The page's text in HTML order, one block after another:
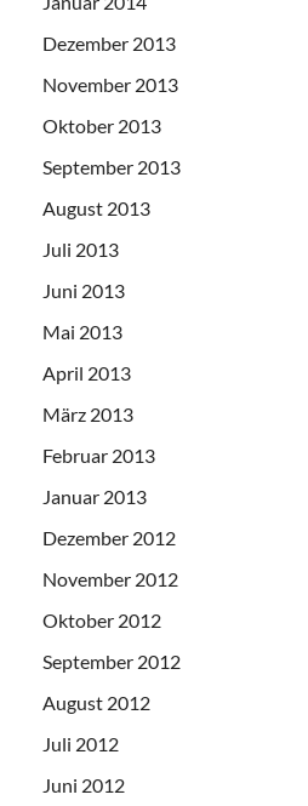
Dezember 2013
November 2013
Oktober 2013
September 2013
August 2013
Juli 2013
Juni 2013
Mai 2013
April 2013
März 2013
Februar 2013
Januar 2013
Dezember 2012
November 2012
Oktober 2012
September 2012
August 2012
Juli 2012
Juni 2012